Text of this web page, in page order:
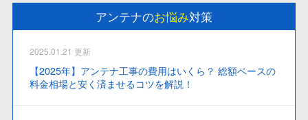
アンテナのお悩み対策
2025.01.21 更新
【2025年】アンテナ工事の費用はいくら？ 総額ベースの
料金相場と安く済ませるコツを解説！